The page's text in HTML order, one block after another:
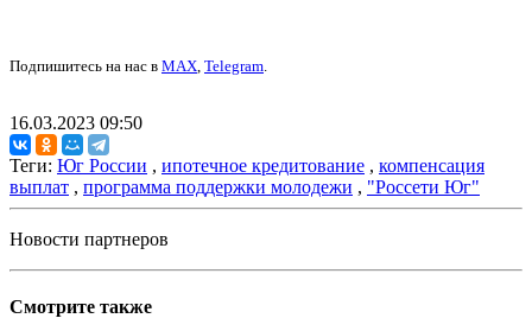
Подпишитесь на нас в MAX, Telegram.
16.03.2023 09:50
Теги: Юг России , ипотечное кредитование , компенсация
выплат , программа поддержки молодежи , "Россети Юг"
Новости партнеров
Смотрите также